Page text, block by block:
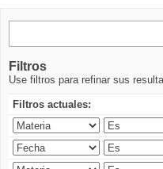
Filtros
Use filtros para refinar sus
Filtros actuales: